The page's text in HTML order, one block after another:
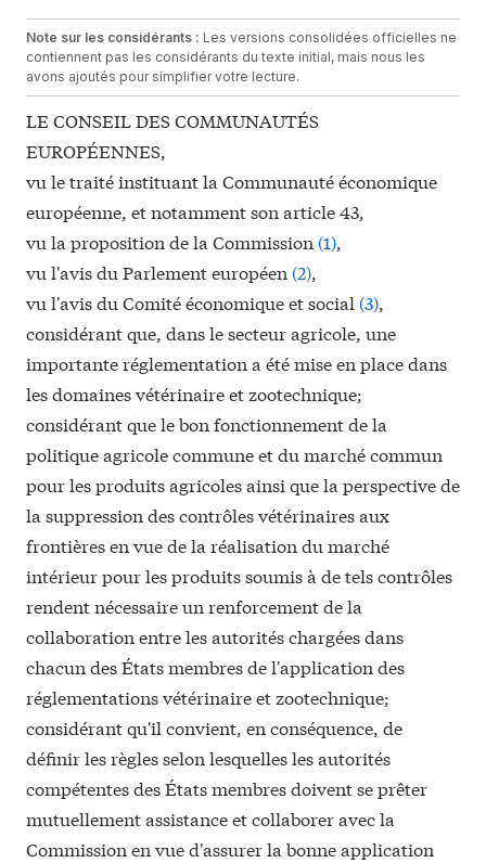
Note sur les considérants : Les versions consolidées officielles ne
contiennent pas les considérants du texte initial, mais nous les
avons ajoutés pour simplifier votre lecture.
LE CONSEIL DES COMMUNAUTÉS
EUROPÉENNES,
vu le traité instituant la Communauté économique
européenne, et notamment son article 43,
vu la proposition de la Commission (1),
vu l'avis du Parlement européen (2),
vu l'avis du Comité économique et social (3),
considérant que, dans le secteur agricole, une
importante réglementation a été mise en place dans
les domaines vétérinaire et zootechnique;
considérant que le bon fonctionnement de la
politique agricole commune et du marché commun
pour les produits agricoles ainsi que la perspective de
la suppression des contrôles vétérinaires aux
frontières en vue de la réalisation du marché
intérieur pour les produits soumis à de tels contrôles
rendent nécessaire un renforcement de la
collaboration entre les autorités chargées dans
chacun des États membres de l'application des
réglementations vétérinaire et zootechnique;
considérant qu'il convient, en conséquence, de
définir les règles selon lesquelles les autorités
compétentes des États membres doivent se prêter
mutuellement assistance et collaborer avec la
Commission en vue d'assurer la bonne application